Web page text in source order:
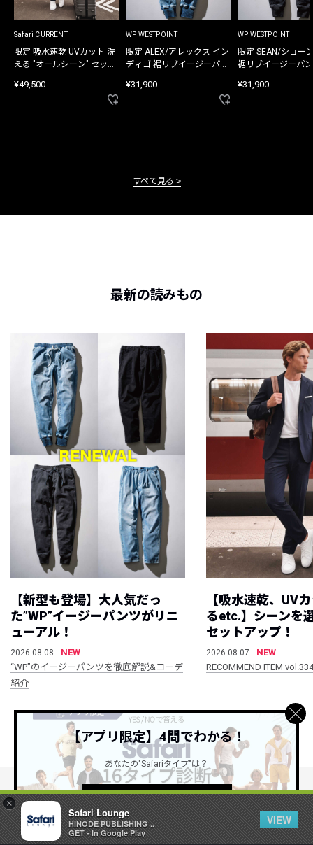
×
Safari Lounge
HINODE PUBLISHING ..
GET - In Google Play
VIEW
Safari CURRENT
限定 吸水速乾 UVカット 洗
える "オールシーン" セット
¥49,500
WP WESTPOINT
限定 ALEX/アレックス イン
ディゴ 裾リブイージーパン
¥31,900
WP WESTPOINT
限定 SEAN/ショー
裾リブイージーパ
¥31,900
すべて見る
最新の読みもの
【新型も登場】大人気だっ
た”WP”イージーパンツがリニ
ューアル！
2026.08.08
NEW
“WP”のイージーパンツを徹底解説&コーデ
紹介
【吸水速乾、UV
るetc.】シーンを
セットアップ！
2026.08.07
NEW
RECOMMEND ITEM vol.334
すべて見る
公式SNSアカウント
【アプリ限定】4問でわかる！
あなたの"Safariタイプ"は？
詳しくはこちら ＞